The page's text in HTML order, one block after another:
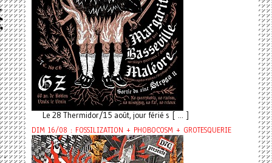
Le 28 Thermidor/15 août, jour férié s [ ... ]
DIM 16/08 : FOSSILIZATION + PHOBOCOSM + GROTESQUERIE